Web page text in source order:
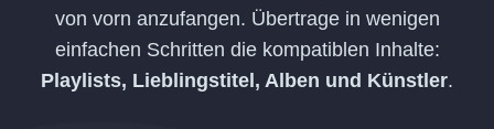
von vorn anzufangen. Übertrage in wenigen
einfachen Schritten die kompatiblen Inhalte:
Playlists, Lieblingstitel, Alben und Künstler.